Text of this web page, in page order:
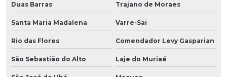
Duas Barras Trajano de Moraes
Santa Maria Madalena Varre-Sai
Rio das Flores Comendador Levy Gasparian
São Sebastião do Alto Laje do Muriaé